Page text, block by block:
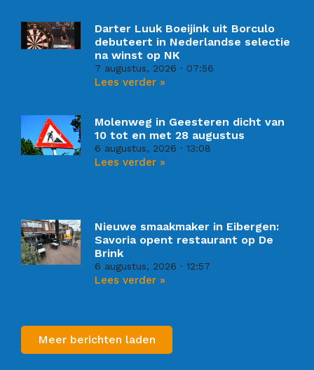
Darter Luuk Boeijink uit Borculo
debuteert in Nederlandse selectie
na winst op NK
7 augustus, 2026 07:56
Lees verder »
Molenweg in Geesteren dicht van
10 tot en met 28 augustus
6 augustus, 2026 13:08
Lees verder »
Nieuwe smaakmaker in Eibergen:
Savoria opent restaurant op De
Brink
6 augustus, 2026 12:57
Lees verder »
Meer berichten laden